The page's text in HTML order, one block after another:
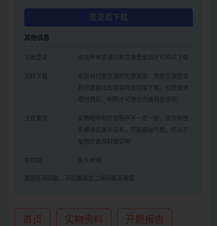
登录后下载
其他信息
注册登录 本站所有资源只有注册登录后才可购买下载
资料下载
本站有付费资源和免费资源，免费资源登录
后可直接出现百度网盘链接下载，付费资源
需付费后，刷新才可弹出百度网盘链接
注意事项
实物程序和仿真程序不一定一致，因为有很
多模块仿真中没有，只能模拟代替，所以不
能用仿真资料做实物
有效期 永久有效
遇到任何问题，可扫描微信二维码联系客服
首页 实物资料 开题报告